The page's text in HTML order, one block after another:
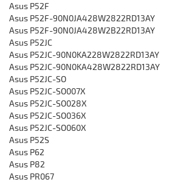
Asus P52F
Asus P52F-90N0JA428W2822RD13AY
Asus P52F-90N0JA428W2B22RD13AY
Asus P52JC
Asus P52JC-90N0KA228W2822RD13AY
Asus P52JC-90N0KA428W2822RD13AY
Asus P52JC-SO
Asus P52JC-SO007X
Asus P52JC-SO028X
Asus P52JC-SO036X
Asus P52JC-SO060X
Asus P52S
Asus P62
Asus P82
Asus PR067